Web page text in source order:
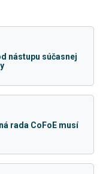
nástupu súčasnej
rada CoFoE musí